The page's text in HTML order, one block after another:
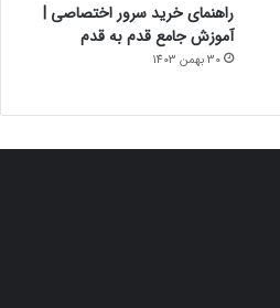
راهنمای خرید سرور اختصاصی |
آموزش جامع قدم به قدم
30 بهمن 1403